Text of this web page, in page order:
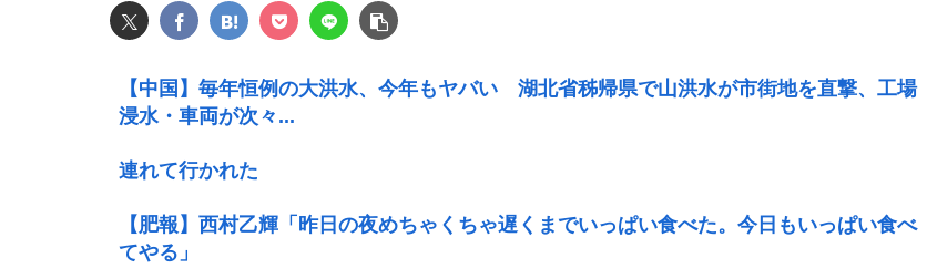
【中国】毎年恒例の大洪水、今年もヤバい 湖北省秭帰県で山洪水が市街地を直撃、工場
浸水・車両が次々...
連れて行かれた
【肥報】西村乙輝「昨日の夜めちゃくちゃ遅くまでいっぱい食べた。今日もいっぱい食べ
てやる」